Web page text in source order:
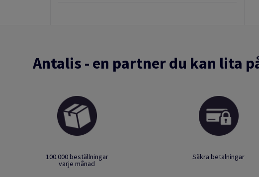
Antalis - en partner du kan lita
100.000 beställningar
varje månad
Säkra betalningar